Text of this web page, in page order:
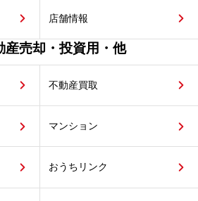
店舗情報
産売却・投資用・他
不動産買取
マンション
おうちリンク